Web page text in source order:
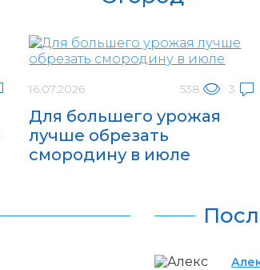
16.07.2026 538 3
Для большего урожая
лучше обрезать
смородину в июле